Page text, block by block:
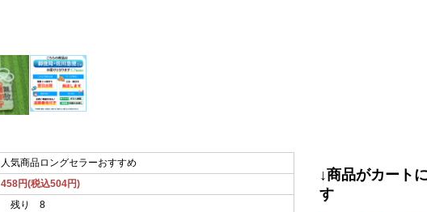
人気商品ロングセラーおすすめ
458円(税込504円)
残り 8
↓商品がカート
す